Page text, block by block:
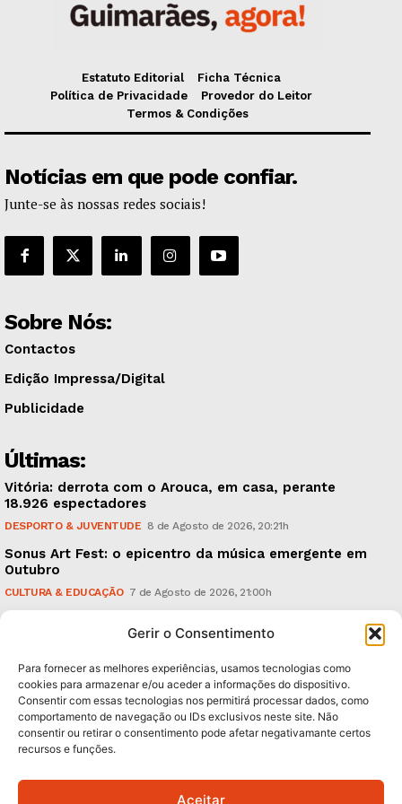
Gerir o Consentimento
Para fornecer as melhores experiências, usamos tecnologias como
cookies para armazenar e/ou aceder a informações do dispositivo.
Consentir com essas tecnologias nos permitirá processar dados, como
comportamento de navegação ou IDs exclusivos neste site. Não
consentir ou retirar o consentimento pode afetar negativamante certos
recursos e funções.
Aceitar
Estatuto Editorial
Ficha Técnica
Política de Privacidade
Provedor do Leitor
Termos & Condições
Notícias em que pode confiar.
Junte-se às nossas redes sociais!
Sobre Nós:
Contactos
Edição Impressa/Digital
Publicidade
Últimas:
Vitória: derrota com o Arouca, em casa, perante
18.926 espectadores
DESPORTO & JUVENTUDE 8 de Agosto de 2026, 20:21h
Sonus Art Fest: o epicentro da música emergente em
Outubro
CULTURA & EDUCAÇÃO 7 de Agosto de 2026, 21:00h
Subscreva Newsletter: